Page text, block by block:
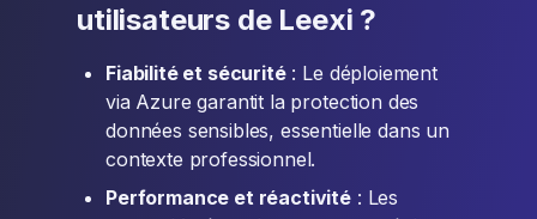
utilisateurs de Leexi ?
Fiabilité et sécurité: Le déploiement
via Azure garantit la protection des
données sensibles, essentielle dans un
contexte professionnel.
Performance et réactivité : Les